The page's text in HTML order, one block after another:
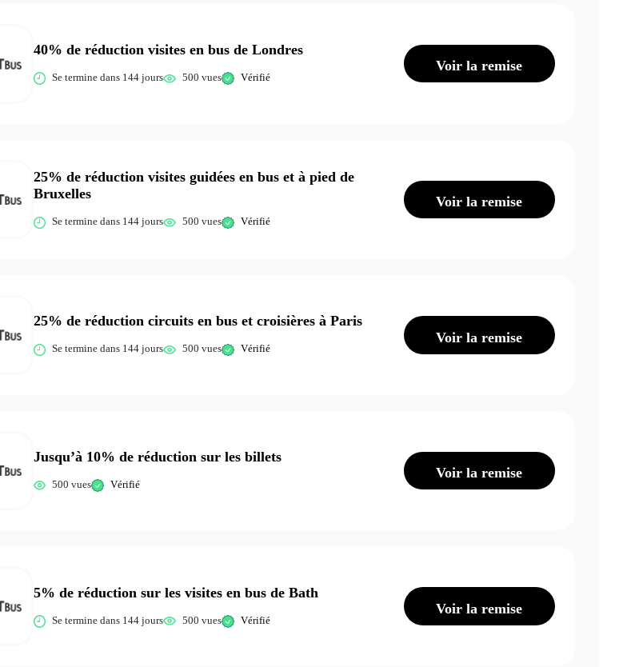
40% de réduction visites en bus de Londres
Se termine dans 144 jours 500 vues Vérifié
Voir la remise
25% de réduction visites guidées en bus et à pied de
Bruxelles
Se termine dans 144 jours 500 vues Vérifié
Voir la remise
25% de réduction circuits en bus et croisières à Paris
Se termine dans 144 jours 500 vues Vérifié
Voir la remise
Jusqu’à 10% de réduction sur les billets
500 vues Vérifié
Voir la remise
5% de réduction sur les visites en bus de Bath
Se termine dans 144 jours 500 vues Vérifié
Voir la remise